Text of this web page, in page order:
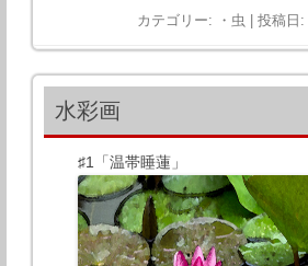
カテゴリー: ・虫 | 投稿日:
水彩画
♯1「温帯睡蓮」